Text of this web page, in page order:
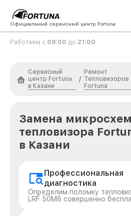
Официальный сервисный центр Fortuna
Работаем с 09:00 до 21:00
Сервисный
центр Fortuna
в Казани
/
Ремонт
Тепловизоров
Fortuna
Замена
тепловизора
в Казани
Профессиональная
диагностика
Определим поломку
LRF 50M6 совершенно